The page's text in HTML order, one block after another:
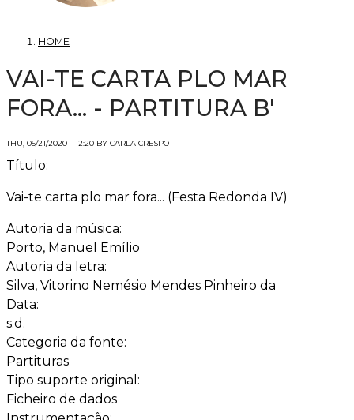
HOME
VAI-TE CARTA PLO MAR
FORA... - PARTITURA B'
THU, 05/21/2020 - 12:20 BY CARLA CRESPO
Título:
Vai-te carta plo mar fora... (Festa Redonda IV)
Autoria da música:
Porto, Manuel Emílio
Autoria da letra:
Silva, Vitorino Nemésio Mendes Pinheiro da
Data:
s.d.
Categoria da fonte:
Partituras
Tipo suporte original:
Ficheiro de dados